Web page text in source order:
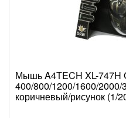
Мышь A4TECH XL-747H
400/800/1200/1600/2000/
коричневый/рисунок (1/